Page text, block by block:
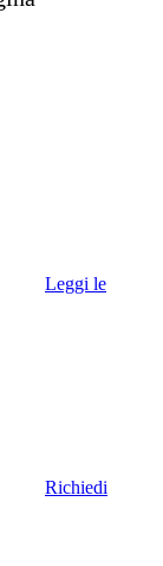
Leggi le
Richiedi